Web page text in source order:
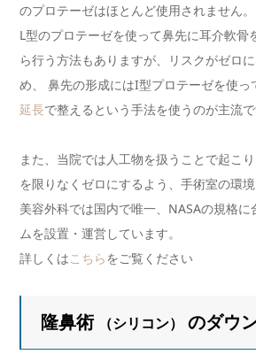
のプロテーゼはほとんど使用されません。
L型のプロテーゼを使って鼻先に耳介軟骨
ら行う方法もありますが、リスクがゼロ
め、 鼻先の形成にはI型プロテーゼを使っ
延長で整えるという手法を使うのが主流で
また、当院では人工物を扱うことで起こ
を限りなくゼロにするよう、手術室の環境
美容外科では国内で唯一、NASAの規格
ムを設置・運営しています。
詳しくは こちらをご覧ください
隆鼻術 （シリコン） のダウ